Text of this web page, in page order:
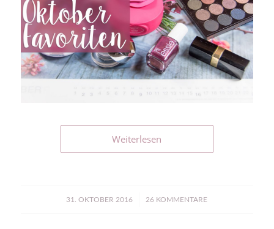
Weiterlesen
31. OKTOBER 2016
/ 26 KOMMENTARE